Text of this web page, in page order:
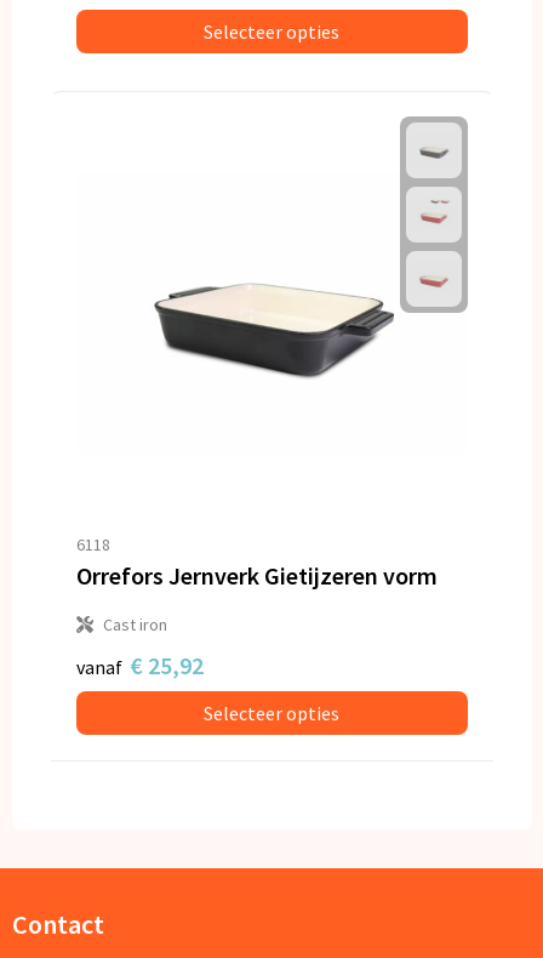
Selecteer opties
6118
Orrefors Jernverk Gietijzeren vorm
Cast iron
vanaf € 25,92
Selecteer opties
Contact